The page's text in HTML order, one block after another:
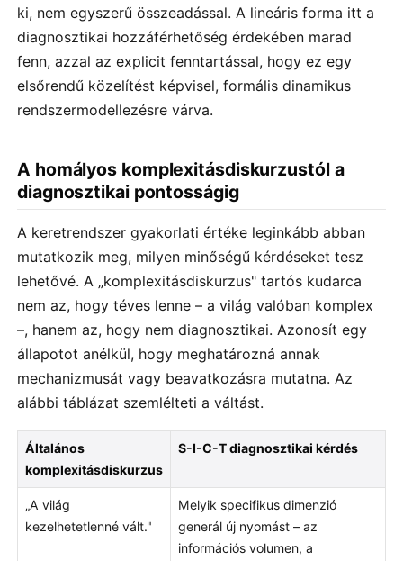
ki, nem egyszerű összeadással. A lineáris forma itt a
diagnosztikai hozzáférhetőség érdekében marad
fenn, azzal az explicit fenntartással, hogy ez egy
elsőrendű közelítést képvisel, formális dinamikus
rendszermodellezésre várva.
A homályos komplexitásdiskurzustól a
diagnosztikai pontosságig
A keretrendszer gyakorlati értéke leginkább abban
mutatkozik meg, milyen minőségű kérdéseket tesz
lehetővé. A „komplexitásdiskurzus" tartós kudarca
nem az, hogy téves lenne – a világ valóban komplex
–, hanem az, hogy nem diagnosztikai. Azonosít egy
állapotot anélkül, hogy meghatározná annak
mechanizmusát vagy beavatkozásra mutatna. Az
alábbi táblázat szemlélteti a váltást.
Általános
komplexitásdiskurzus
S-I-C-T diagnosztikai kérdés
„A világ
kezelhetetlenné vált."
Melyik specifikus dimenzió
generál új nyomást – az
információs volumen, a